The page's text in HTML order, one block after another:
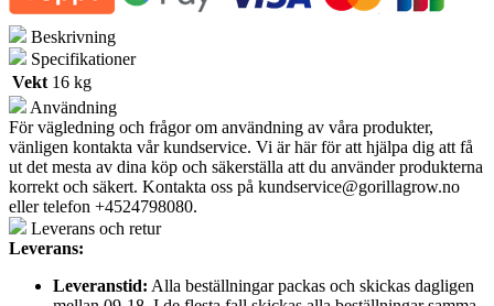
Beskrivning
Specifikationer
Vekt 16 kg
Användning
För vägledning och frågor om användning av våra produkter,
vänligen kontakta vår kundservice. Vi är här för att hjälpa dig att få
ut det mesta av dina köp och säkerställa att du använder produkterna
korrekt och säkert. Kontakta oss på kundservice@gorillagrow.no
eller telefon +4524798080.
Leverans och retur
Leverans:
Leveranstid: Alla beställningar packas och skickas dagligen